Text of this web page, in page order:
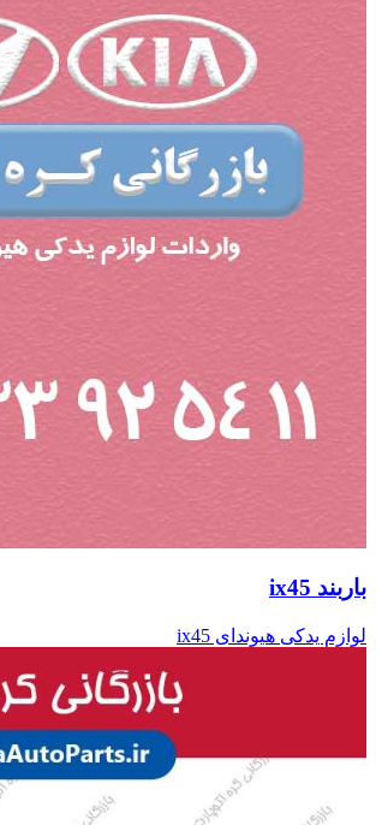
باربند ix45
لوازم یدکی هیوندای ix45